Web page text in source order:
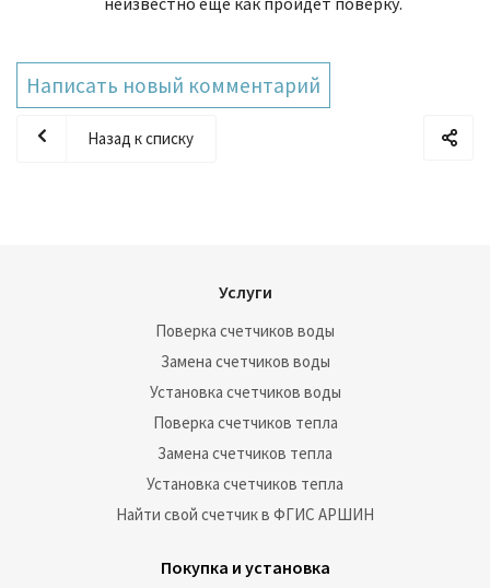
Написать новый комментарий
Назад к списку
Услуги
Поверка счетчиков воды
Замена счетчиков воды
Установка счетчиков воды
Поверка счетчиков тепла
Замена счетчиков тепла
Установка счетчиков тепла
Найти свой счетчик в ФГИС АРШИН
Покупка и установка